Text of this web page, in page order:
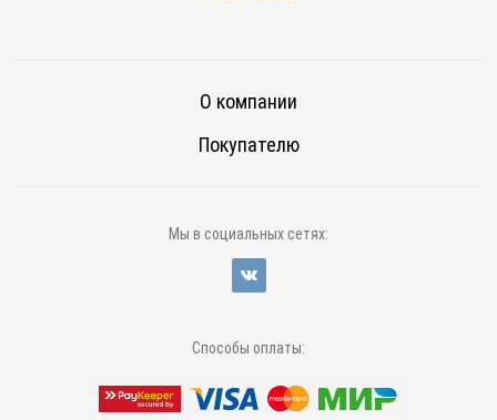
О компании
Покупателю
Мы в социальных сетях:
Способы оплаты: